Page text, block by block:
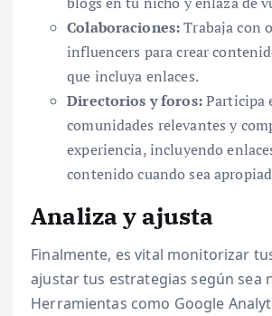
Colaboraciones:Trabaja con
influencers para crear
que incluya enlaces.
Directorios y foros:Participa
comunidades relevantes y
experiencia, incluyendo
contenido cuando sea
Analiza y ajusta
Finalmente, es vital monitorizar
ajustar tus estrategias según sea
Herramientas como Google